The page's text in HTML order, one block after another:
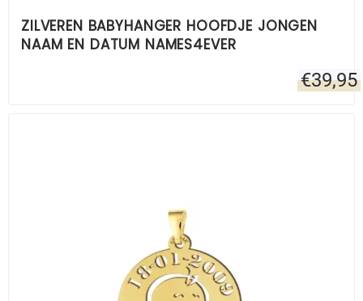
ZILVEREN BABYHANGER HOOFDJE JONGEN
NAAM EN DATUM NAMES4EVER
€39,95